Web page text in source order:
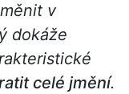
v
dokáže
celé jmění.